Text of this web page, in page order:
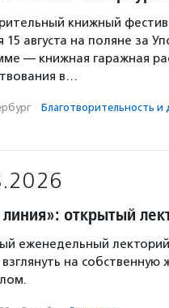
книжный
15 августа на поляне за
— книжная гаражная
в…
· Благотвори­тель­ность
открытый
еженедельный
на собственную